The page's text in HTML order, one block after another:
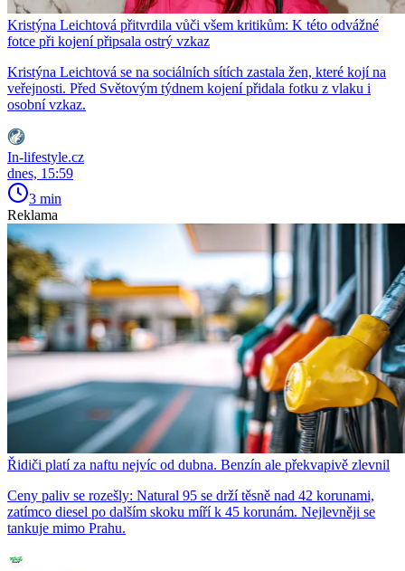
Kristýna Leichtová přitvrdila vůči všem kritikům: K této odvážné
fotce při kojení připsala ostrý vzkaz
Kristýna Leichtová se na sociálních sítích zastala žen, které kojí na
veřejnosti. Před Světovým týdnem kojení přidala fotku z vlaku i
osobní vzkaz.
In-lifestyle.cz
dnes, 15:59
3 min
Reklama
Řidiči platí za naftu nejvíc od dubna. Benzín ale překvapivě zlevnil
Ceny paliv se rozešly: Natural 95 se drží těsně nad 42 korunami,
zatímco diesel po dalším skoku míří k 45 korunám. Nejlevněji se
tankuje mimo Prahu.